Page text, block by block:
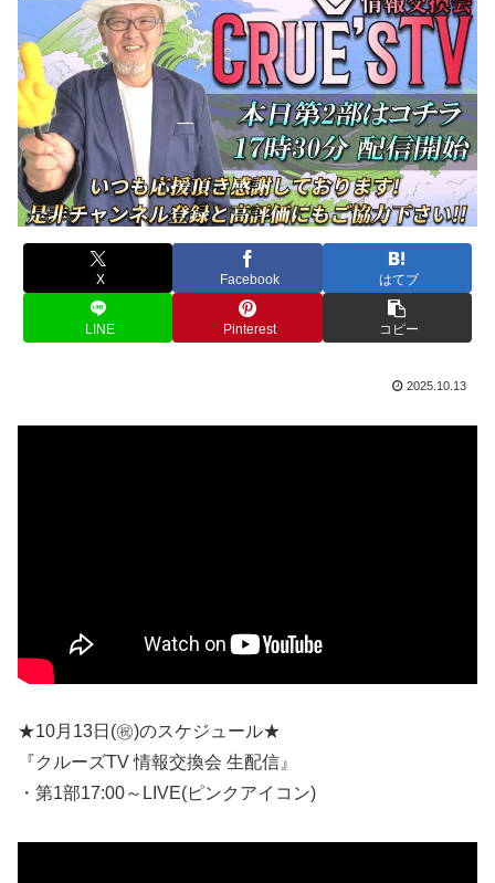
X Facebook はてブ
LINE Pinterest コピー
2025.10.13
★10月13日(㊗)のスケジュール★
『クルーズTV 情報交換会 生配信』
・第1部17:00～LIVE(ピンクアイコン)